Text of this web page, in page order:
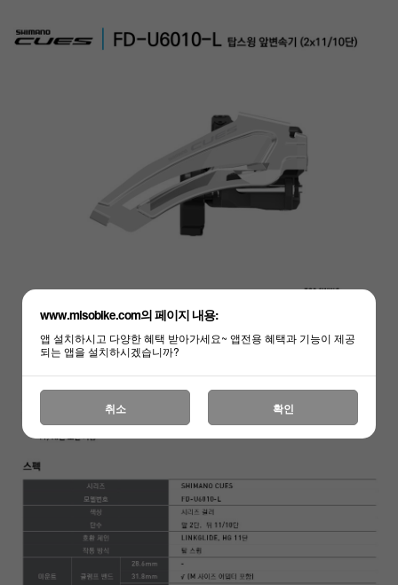
하세요!
www.misobike.com의 페이지 내용:
앱 설치하시고 다양한 혜택 받아가세요~ 앱전용 혜택과 기능이 제공
되는 앱을 설치하시겠습니까?
취소 확인